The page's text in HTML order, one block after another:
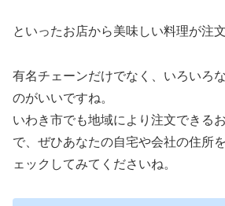
といったお店から美味しい料理が注
有名チェーンだけでなく、いろいろ
のがいいですね。
いわき市でも地域により注文できる
で、ぜひあなたの自宅や会社の住所
ェックしてみてくださいね。